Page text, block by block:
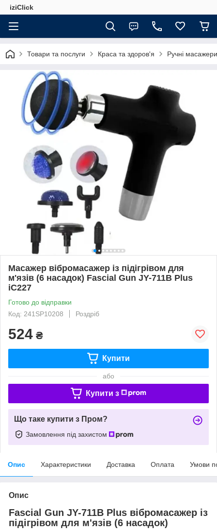
iziClick
Товари та послуги Краса та здоров'я Ручні масажери
Масажер вібромасажер із підігрівом для
м'язів (6 насадок) Fascial Gun JY-711B Plus
iC227
Готово до відправки
Код: 241SP10208
Роздріб
524 ₴
Купити
або
Купити з
Що таке купити з Пром?
Замовлення під захистом
Опис Характеристики Доставка Оплата Умови
Опис
Fascial Gun JY-711B Plus вібромасажер із
підігрівом для м'язів (6 насадок)